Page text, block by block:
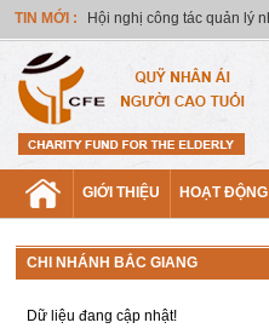
TIN MỚI : Hội nghị công tác quản lý
GIỚI THIỆU HOẠT ĐỘNG
CHI NHÁNH BẮC GIANG
Dữ liệu đang cập nhật!